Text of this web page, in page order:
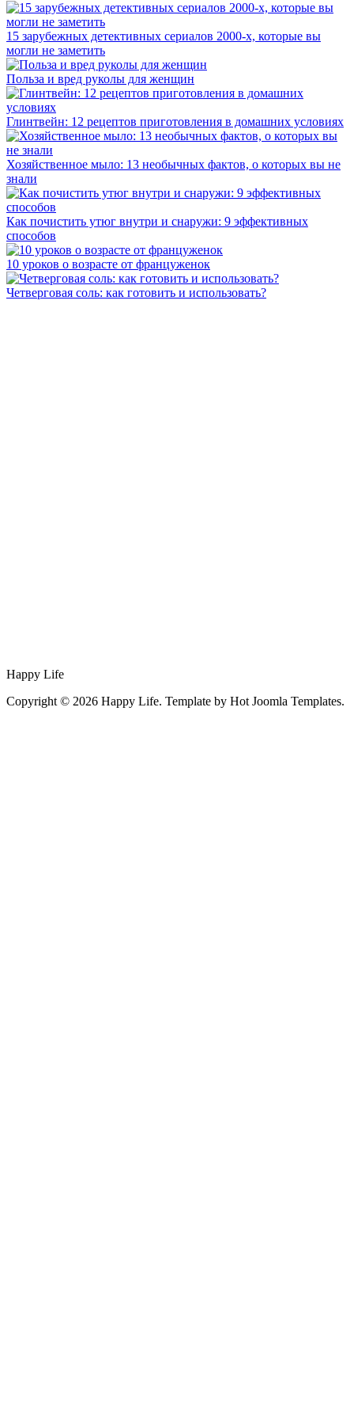
15 зарубежных детективных сериалов 2000-х, которые вы
могли не заметить
Польза и вред руколы для женщин
Глинтвейн: 12 рецептов приготовления в домашних условиях
Хозяйственное мыло: 13 необычных фактов, о которых вы не
знали
Как почистить утюг внутри и снаружи: 9 эффективных
способов
10 уроков о возрасте от француженок
Четверговая соль: как готовить и использовать?
Happy Life
Copyright © 2026 Happy Life. Template by Hot Joomla Templates.